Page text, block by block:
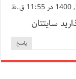
سایتتان
پاسخ